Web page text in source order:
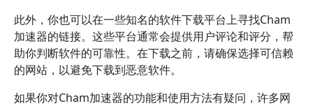
此外，你也可以在一些知名的软件下载平台上寻找Cham
加速器的链接。这些平台通常会提供用户评论和评分，帮
助你判断软件的可靠性。在下载之前，请确保选择可信赖
的网站，以避免下载到恶意软件。
如果你对Cham加速器的功能和使用方法有疑问，许多网